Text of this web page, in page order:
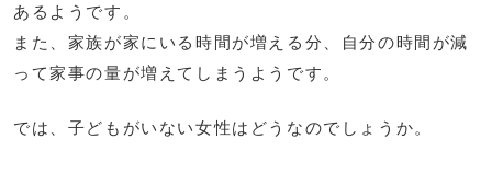
あるようです。
また、家族が家にいる時間が増える分、自分の時間が減
って家事の量が増えてしまうようです。
では、子どもがいない女性はどうなのでしょうか。